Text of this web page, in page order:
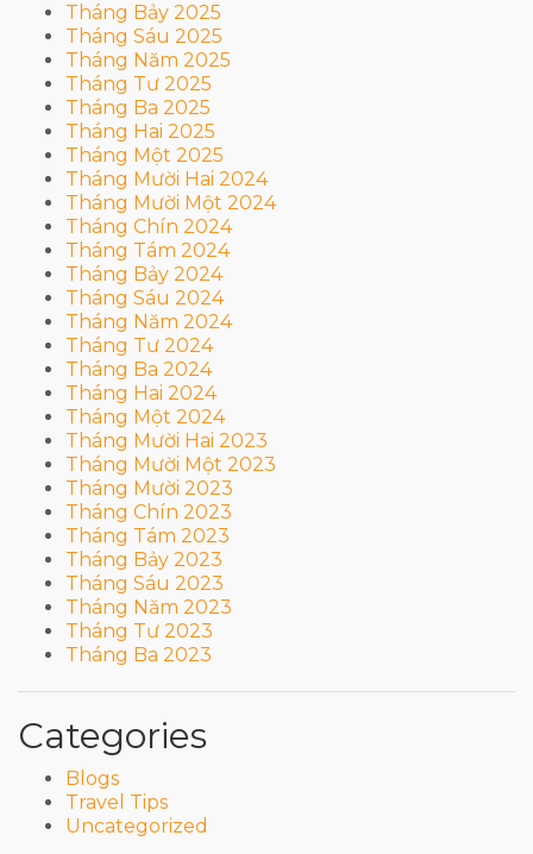
Tháng Bảy 2025
Tháng Sáu 2025
Tháng Năm 2025
Tháng Tư 2025
Tháng Ba 2025
Tháng Hai 2025
Tháng Một 2025
Tháng Mười Hai 2024
Tháng Mười Một 2024
Tháng Chín 2024
Tháng Tám 2024
Tháng Bảy 2024
Tháng Sáu 2024
Tháng Năm 2024
Tháng Tư 2024
Tháng Ba 2024
Tháng Hai 2024
Tháng Một 2024
Tháng Mười Hai 2023
Tháng Mười Một 2023
Tháng Mười 2023
Tháng Chín 2023
Tháng Tám 2023
Tháng Bảy 2023
Tháng Sáu 2023
Tháng Năm 2023
Tháng Tư 2023
Tháng Ba 2023
Categories
Blogs
Travel Tips
Uncategorized